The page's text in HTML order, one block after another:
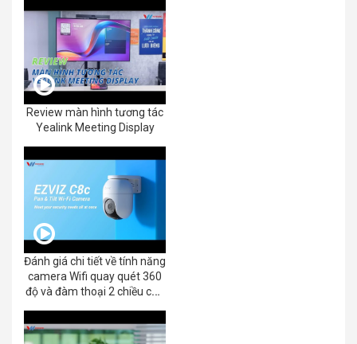
Review màn hình tương tác
Yealink Meeting Display
Đánh giá chi tiết về tính năng
camera Wifi quay quét 360
độ và đàm thoại 2 chiều của